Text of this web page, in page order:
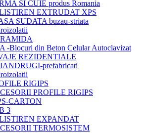
SI CUIE produs Romania
EXTRUDAT XPS
SUDATA buzau-striata
-Blocuri din Beton Celular Autoclavizat
REZIDENTIALE
prefabricati
RIGIPS
PROFILE RIGIPS
CARTON
3
EXPANDAT
TERMOSISTEM